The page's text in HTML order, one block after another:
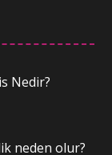
Nedir?
neden olur?